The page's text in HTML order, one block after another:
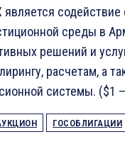
среды в
решений и
расчетам, а
системы. ($1
ГОСОБЛИГАЦИИ